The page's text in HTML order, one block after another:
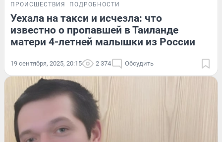
ПРОИСШЕСТВИЯ ПОДРОБНОСТИ
Уехала на такси и исчезла: что
известно о пропавшей в Таиланде
матери 4-летней малышки из России
19 сентября, 2025, 20:15 2 374 Обсудить